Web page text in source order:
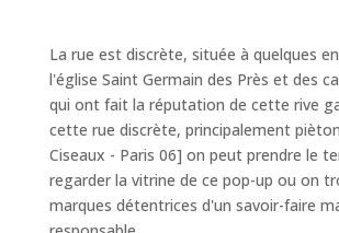
La rue est discrète, située à quelques
l'église Saint Germain des Près et des
qui ont fait la réputation de cette rive
cette rue discrète, principalement
Ciseaux - Paris 06] on peut prendre le
regarder la vitrine de ce pop-up ou on
marques détentrices d'un savoir-faire